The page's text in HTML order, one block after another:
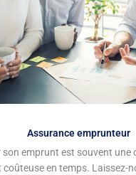
Assurance emprunteur
son emprunt est souvent une
coûteuse en temps. Laissez-